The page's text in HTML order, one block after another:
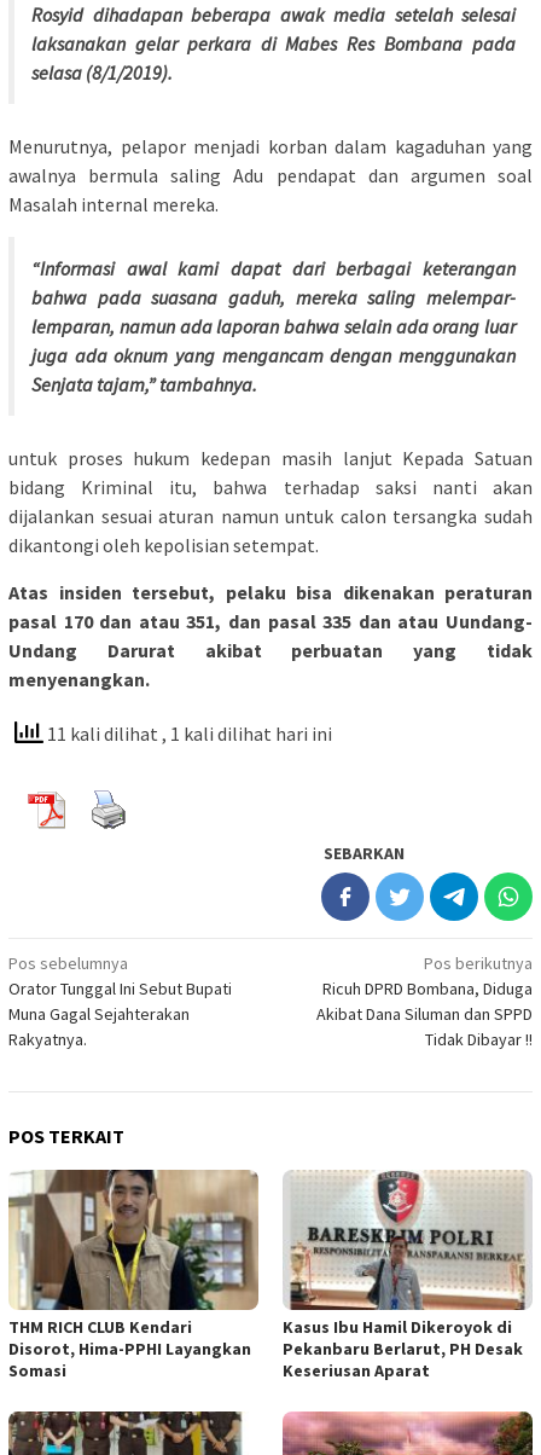
Rosyid dihadapan beberapa awak media setelah selesai
laksanakan gelar perkara di Mabes Res Bombana pada
selasa (8/1/2019).
Menurutnya, pelapor menjadi korban dalam kagaduhan yang
awalnya bermula saling Adu pendapat dan argumen soal
Masalah internal mereka.
“Informasi awal kami dapat dari berbagai keterangan
bahwa pada suasana gaduh, mereka saling melempar-
lemparan, namun ada laporan bahwa selain ada orang luar
juga ada oknum yang mengancam dengan menggunakan
Senjata tajam,” tambahnya.
untuk proses hukum kedepan masih lanjut Kepada Satuan
bidang Kriminal itu, bahwa terhadap saksi nanti akan
dijalankan sesuai aturan namun untuk calon tersangka sudah
dikantongi oleh kepolisian setempat.
Atas insiden tersebut, pelaku bisa dikenakan peraturan
pasal 170 dan atau 351, dan pasal 335 dan atau Uundang-
Undang Darurat akibat perbuatan yang tidak
menyenangkan.
11 kali dilihat , 1 kali dilihat hari ini
SEBARKAN
Navigasi
pos
Pos sebelumnya
Orator Tunggal Ini Sebut Bupati
Muna Gagal Sejahterakan
Rakyatnya.
Pos berikutnya
Ricuh DPRD Bombana, Diduga
Akibat Dana Siluman dan SPPD
Tidak Dibayar !!
POS TERKAIT
THM RICH CLUB Kendari
Disorot, Hima-PPHI Layangkan
Somasi
Kasus Ibu Hamil Dikeroyok di
Pekanbaru Berlarut, PH Desak
Keseriusan Aparat